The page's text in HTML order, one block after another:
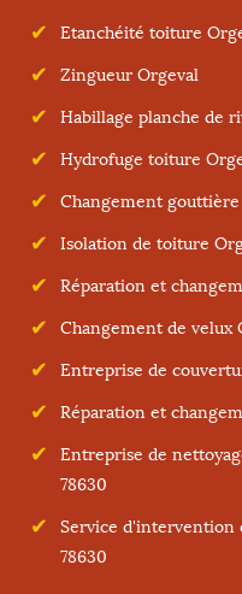
Etanchéité toiture
Zingueur Orgeval
Habillage planche de
Hydrofuge toiture
Changement
Isolation de toiture
Réparation et
Changement de velux
Entreprise de
Réparation et
Entreprise de
78630
Service d'intervention
78630